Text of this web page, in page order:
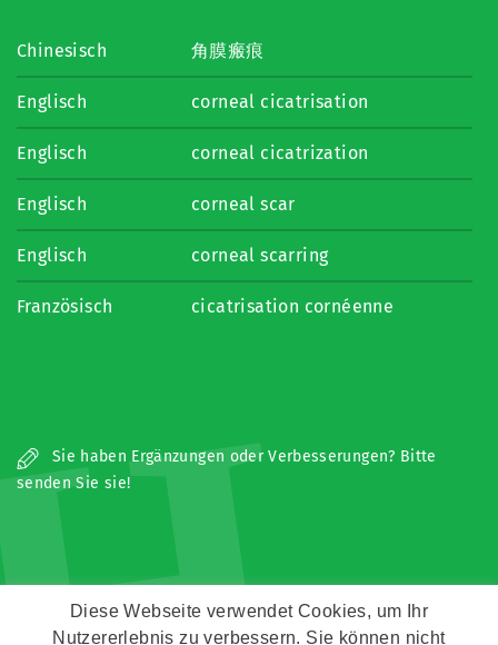
Chinesisch 角膜瘢痕
Englisch corneal cicatrisation
Englisch corneal cicatrization
Englisch corneal scar
Englisch corneal scarring
Französisch cicatrisation cornéenne
Sie haben Ergänzungen oder Verbesserungen? Bitte
senden Sie sie!
Diese Webseite verwendet Cookies, um Ihr
Nutzererlebnis zu verbessern. Sie können nicht